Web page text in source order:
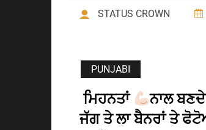
STATUS CROWN
PUNJABI
ਮਿਹਨਤਾਂ
ਨਾਲ
ਜੱਗ ਤੇ ਲਾ ਬੈਨਰਾਂ ਤੇ